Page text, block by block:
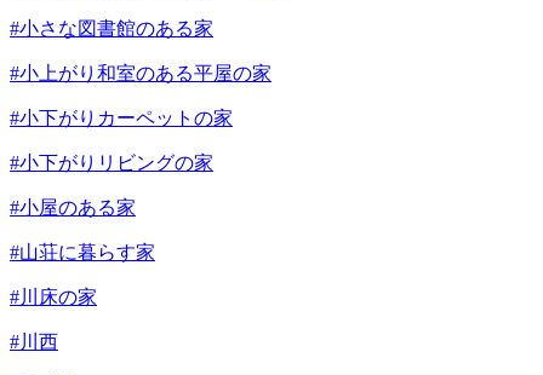
#小さな図書館のある家
#小上がり和室のある平屋の家
#小下がりカーペットの家
#小下がりリビングの家
#小屋のある家
#山荘に暮らす家
#川床の家
#川西